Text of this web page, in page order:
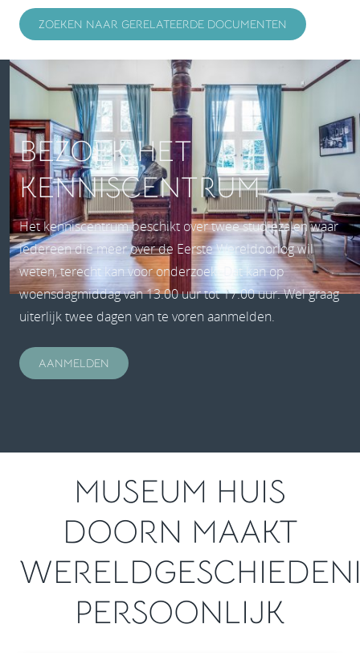
ZOEKEN NAAR GERELATEERDE DOCUMENTEN
BEZOEK HET
KENNISCENTRUM
Het kenniscentrum beschikt over twee studiezalen waar
iedereen die meer over de Eerste Wereldoorlog wil
weten, terecht kan voor onderzoek. Dat kan op
woensdagmiddag van 13.00 uur tot 17.00 uur. Wel graag
uiterlijk twee dagen van te voren aanmelden.
AANMELDEN
MUSEUM HUIS
DOORN MAAKT
PERSOONLIJK